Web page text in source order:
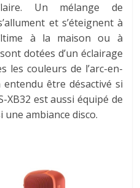
Un mélange de
et s’éteignent à
à la maison ou à
dotées d’un éclairage
les couleurs de l’arc-en-
entendu être désactivé si
XB32 est aussi équipé de
ambiance disco.